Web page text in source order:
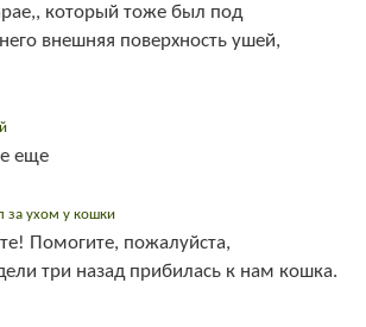
который тоже был под
внешняя поверхность ушей,
еще
за ухом у кошки
Помогите, пожалуйста,
три назад прибилась к нам кошка.